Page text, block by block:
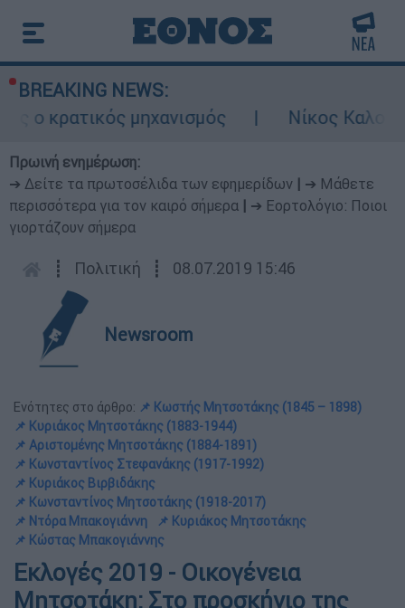
BREAKING NEWS:
μηχανισμός
Νίκος Καλογερόπουλος:
Πρωινή ενημέρωση:
➔ Δείτε τα πρωτοσέλιδα των εφημερίδων
➔ Μάθετε
περισσότερα για τον καιρό σήμερα
➔ Εορτολόγιο: Ποιοι
γιορτάζουν σήμερα
┋ Πολιτική ┋ 08.07.2019 15:46
Newsroom
Ενότητες στο άρθρο: 📌 Κωστής Μητσοτάκης (1845 – 1898)
📌 Κυριάκος Μητσοτάκης (1883-1944)
📌 Αριστομένης Μητσοτάκης (1884-1891)
📌 Κωνσταντίνος Στεφανάκης (1917-1992)
📌 Κυριάκος Βιρβιδάκης
📌 Κωνσταντίνος Μητσοτάκης (1918-2017)
📌 Ντόρα Μπακογιάννη
📌 Κυριάκος Μητσοτάκης
📌 Κώστας Μπακογιάννης
Εκλογές 2019 - Οικογένεια
Μητσοτάκη: Στο προσκήνιο της